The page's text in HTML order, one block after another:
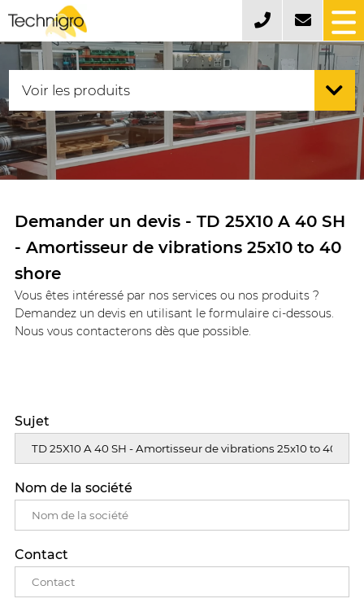
Demander un devis - TD 25X10 A 40 SH
- Amortisseur de vibrations 25x10 to 40
shore
Vous êtes intéressé par nos services ou nos produits ?
Demandez un devis en utilisant le formulaire ci-dessous.
Nous vous contacterons dès que possible.
Sujet
Nom de la société
Contact